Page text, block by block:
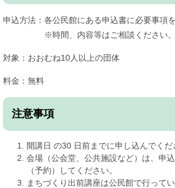
申込方法：各公民館にある申込書に必要事項
※時間、内容等はご相談ください。
対象：おおむね10人以上の団体
料金：無料
注意事項
開講日 の30 日前までに申し込んでくだ
会場（公会堂、公共施設など）は、申
（予約）してください。
まちづくり出前講座は公民館で行って